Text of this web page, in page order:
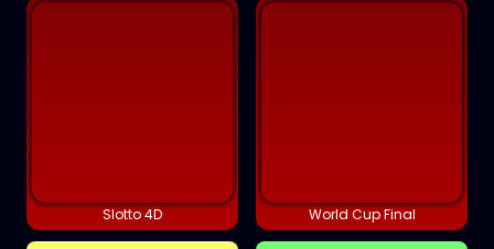
Slotto 4D World Cup Final